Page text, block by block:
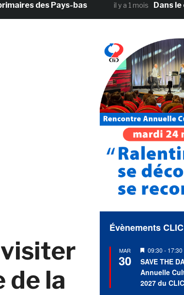
des Pays-bas il y a 1 mois Dans le cadre
de la
Évènements
MAR
30
Mis
en
avant
09:30 - 17:30
SAVE THE
Annuelle
2027 du CLIC